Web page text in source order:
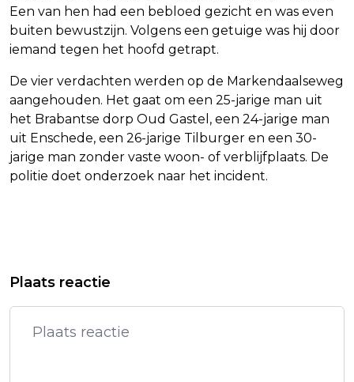
Een van hen had een bebloed gezicht en was even
buiten bewustzijn. Volgens een getuige was hij door
iemand tegen het hoofd getrapt.
De vier verdachten werden op de Markendaalseweg
aangehouden. Het gaat om een 25-jarige man uit
het Brabantse dorp Oud Gastel, een 24-jarige man
uit Enschede, een 26-jarige Tilburger en een 30-
jarige man zonder vaste woon- of verblijfplaats. De
politie doet onderzoek naar het incident.
KOLKMAN EN MURRAY NAAR SPELEN
GEEN TREINEN OP HSL TUSSEN
AMSTERDAM EN ROTTERDAM OM
SEINSTORING
Plaats reactie